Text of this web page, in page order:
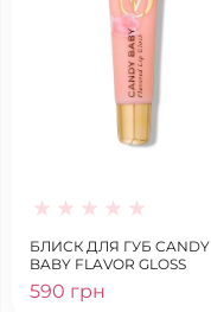
БЛИСК ДЛЯ ГУБ CANDY
BABY FLAVOR GLOSS
590 грн